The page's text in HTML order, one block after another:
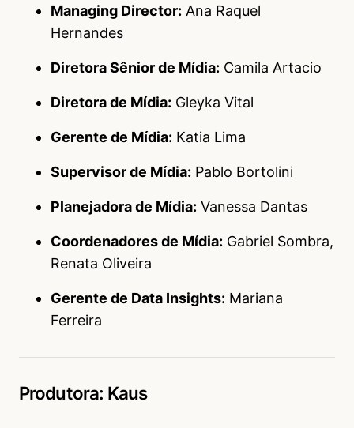
Managing Director: Ana Raquel
Hernandes
Diretora Sênior de Mídia: Camila Artacio
Diretora de Mídia: Gleyka Vital
Gerente de Mídia: Katia Lima
Supervisor de Mídia: Pablo Bortolini
Planejadora de Mídia: Vanessa Dantas
Coordenadores de Mídia: Gabriel Sombra,
Renata Oliveira
Gerente de Data Insights: Mariana
Ferreira
Produtora: Kaus